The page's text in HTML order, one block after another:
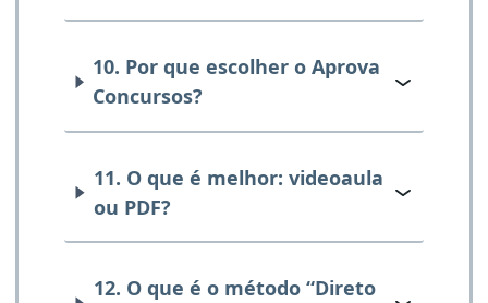
10. Por que escolher o Aprova
Concursos?
11. O que é melhor: videoaula
ou PDF?
12. O que é o método “Direto